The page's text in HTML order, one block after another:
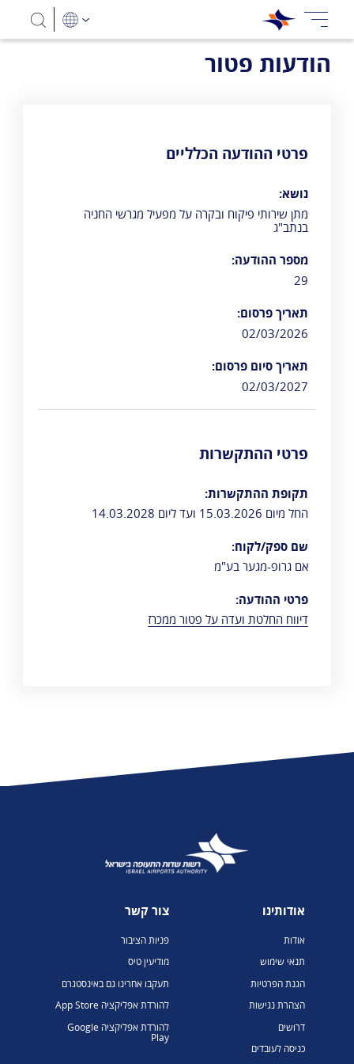
הודעות פטור
פרטי ההודעה הכלליים
נושא:
מתן שירותי פיקוח ובקרה על מפעיל מגרשי החניה
בנתב"ג
מספר ההודעה:
29
תאריך פרסום:
02/03/2026
תאריך סיום פרסום:
02/03/2027
פרטי ההתקשרות
תקופת ההתקשרות:
החל מיום 15.03.2026 ועד ליום 14.03.2028
שם ספק/לקוח:
אם גרופ-מגער בע"מ
פרטי ההודעה:
דיווח החלטת ועדה על פטור ממכרז
אודותינו
אודות
תנאי שימוש
הגנת הפרטיות
הצהרת נגישות
דרושים
כניסה לעובדים
צור קשר
פניות הציבור
מודיעין טיס
תעקבו אחרינו גם באינסטגרם
להורדת אפליקציה App Store
להורדת אפליקציה Google
Play